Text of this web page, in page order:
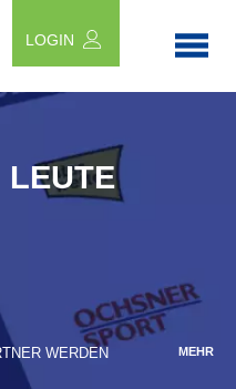
LOGIN
LEUTE
WERDEN MEHR